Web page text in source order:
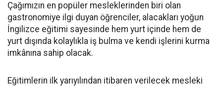
Çağımızın en popüler mesleklerinden biri olan
gastronomiye ilgi duyan öğrenciler, alacakları yoğun
İngilizce eğitimi sayesinde hem yurt içinde hem de
yurt dışında kolaylıkla iş bulma ve kendi işlerini kurma
imkânına sahip olacak.
Eğitimlerin ilk yarıyılından itibaren verilecek mesleki